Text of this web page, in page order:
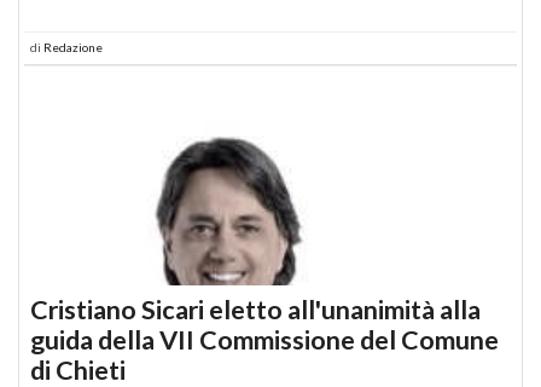
di Redazione
Cristiano Sicari eletto all'unanimità alla
guida della VII Commissione del Comune
di Chieti